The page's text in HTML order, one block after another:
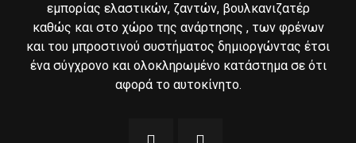
εμπορίας ελαστικών, ζαντών, βουλκανιζατέρ
καθώς και στο χώρο της ανάρτησης , των φρένων
και του μπροστινού συστήματος δημιοργώντας έτσι
ένα σύγχρονο και ολοκληρωμένο κατάστημα σε ότι
αφορά το αυτοκίνητο.